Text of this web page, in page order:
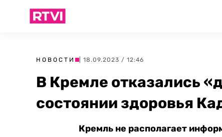
НОВОСТИ | 18.09.2023 / 12:46
В Кремле отказались
состоянии здоровья
Кремль не располагает